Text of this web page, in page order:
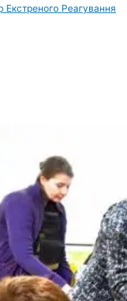
Екстреного Реагування